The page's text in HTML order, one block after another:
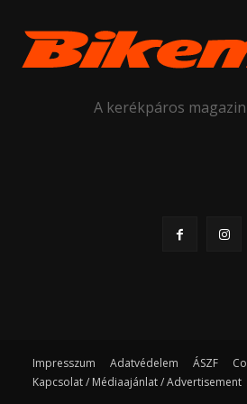
A kerékpáros
Impresszum Adatvédelem ÁSZF
Kapcsolat / Médiaajánlat / Advertisement